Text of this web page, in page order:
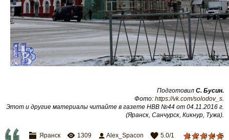
Подготовил С. Бусин.
Фото: https://vk.com/solodov_s.
Этот и другие материалы читайте в газете НВВ №44 от 04.11.2016 г.
(Яранск, Санчурск, Кикнур, Тужа).
1 2 3 4 5
Яранск 1309 Alex_Spacon 5.0/1